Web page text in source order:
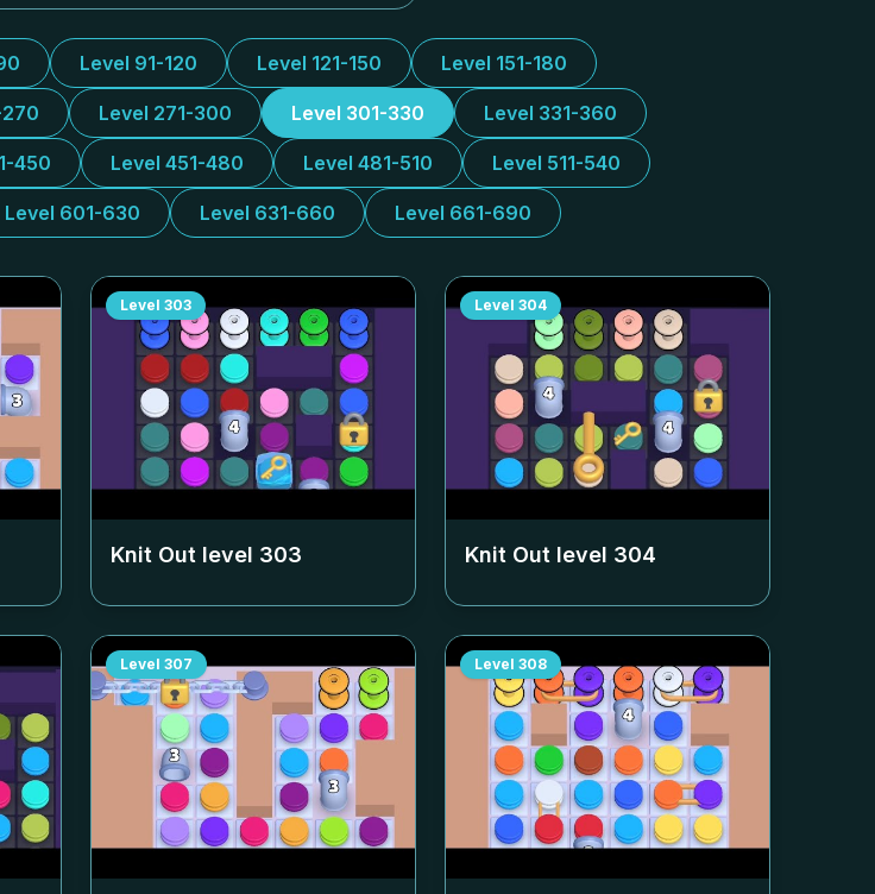
Level 91-120 Level 121-150 Level 151-180
Level 271-300 Level 301-330 Level 331-360
450 Level 451-480 Level 481-510 Level 511-540
Level 601-630 Level 631-660 Level 661-690
Level 303
Knit Out level 303
Level 304
Knit Out level 304
Level 307 Level 308